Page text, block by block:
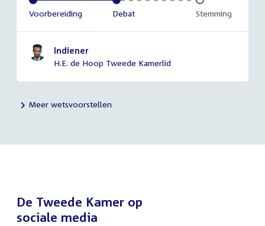
Voltooid:
Voorbereiding Voltooid:
Debat Onvoltooid:
Stemming
Indiener
H.E. de Hoop Tweede Kamerlid
Meer wetsvoorstellen
De Tweede Kamer op
sociale media